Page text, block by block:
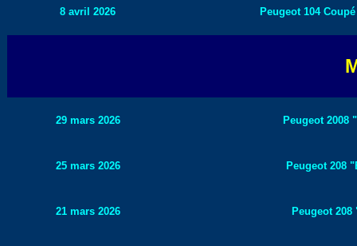
8 avril 2026 Peugeot 104
29 mars 2026 Peugeot 2008
25 mars 2026 Peugeot 208
21 mars 2026 Peugeot 208